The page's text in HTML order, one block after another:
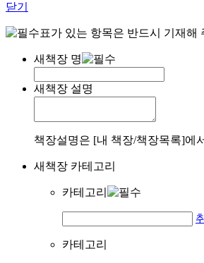
닫기
표가 있는 항목은 반드시 기재해
새책장 명
새책장 설명
책장설명은 [내 책장/책장목록]에
새책장 카테고리
카테고리
카테고리